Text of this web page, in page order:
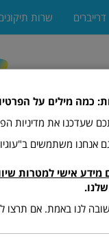
מגרסות מתכלים
דרייברים שרות
כמה מילים על
שעדכנו את מדיניות
מידע אישי למטרות
לנו באמת. אם תרצו